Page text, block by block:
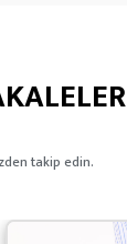
takip edin.